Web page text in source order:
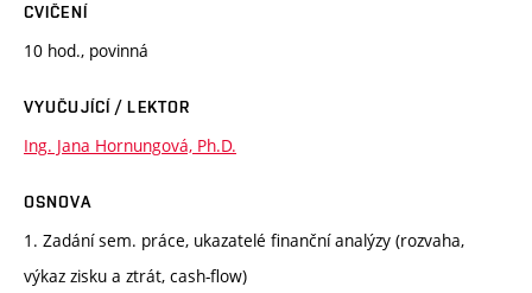
CVIČENÍ
10 hod., povinná
VYUČUJÍCÍ / LEKTOR
Ing. Jana Hornungová, Ph.D.
OSNOVA
1. Zadání sem. práce, ukazatelé finanční analýzy (rozvaha,
výkaz zisku a ztrát, cash-flow)